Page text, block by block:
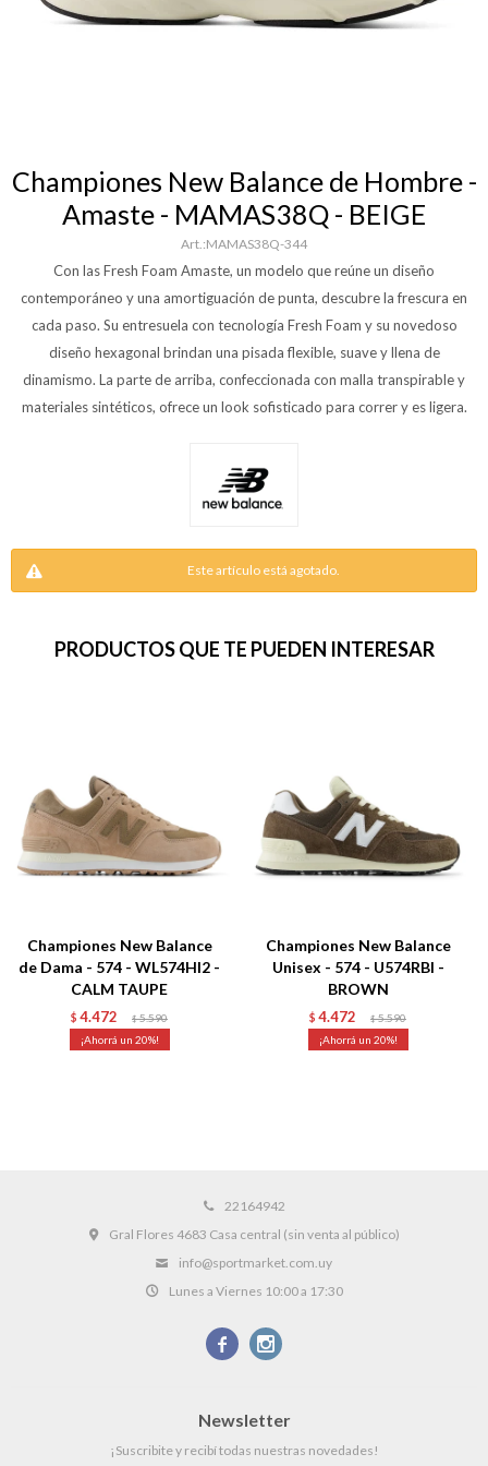
Championes New Balance de Hombre -
Amaste - MAMAS38Q - BEIGE
MAMAS38Q-344
Con las Fresh Foam Amaste, un modelo que reúne un diseño
contemporáneo y una amortiguación de punta, descubre la frescura en
cada paso. Su entresuela con tecnología Fresh Foam y su novedoso
diseño hexagonal brindan una pisada flexible, suave y llena de
dinamismo. La parte de arriba, confeccionada con malla transpirable y
materiales sintéticos, ofrece un look sofisticado para correr y es ligera.
Este artículo está agotado.
PRODUCTOS QUE TE PUEDEN INTERESAR
Championes New Balance
de Dama - 574 - WL574HI2 -
CALM TAUPE
$ 4.472 $ 5.590
20
Championes New Balance
Unisex - 574 - U574RBI -
BROWN
$ 4.472 $ 5.590
20
22164942
Gral Flores 4683 Casa central (sin venta al público)
info@sportmarket.com.uy
Lunes a Viernes 10:00 a 17:30
 
Newsletter
¡Suscribite y recibí todas nuestras novedades!